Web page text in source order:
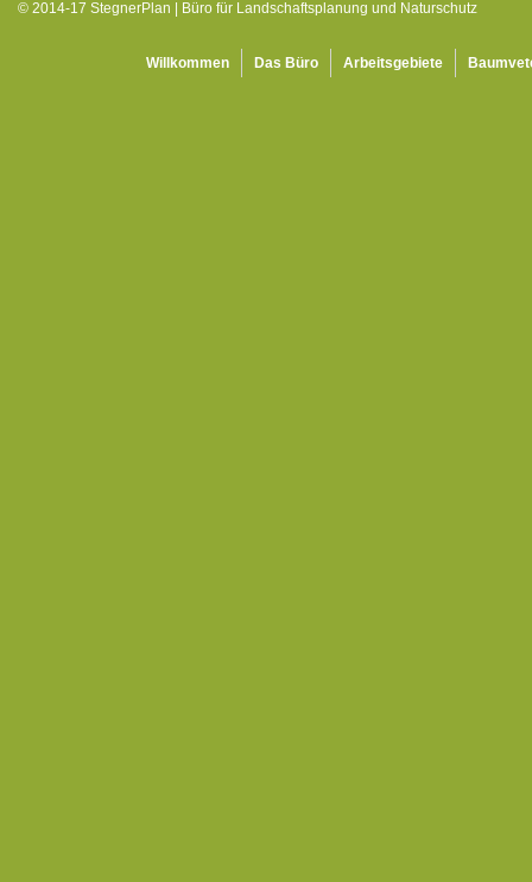
© 2014-17 StegnerPlan | Büro für Landschaftsplanung und Naturschutz
Willkommen Das Büro Arbeitsgebiete